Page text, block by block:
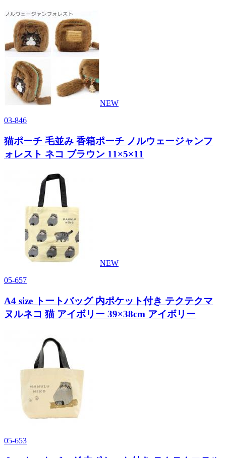
NEW
03-846
猫ポーチ 毛並み 香箱ポーチ ノルウェージャンフ
ォレスト ネコ ブラウン 11×5×11
NEW
05-657
A4 size トートバッグ 内ポケット付き テクテクマ
ヌルネコ 猫 アイボリー 39×38cm アイボリー
05-653